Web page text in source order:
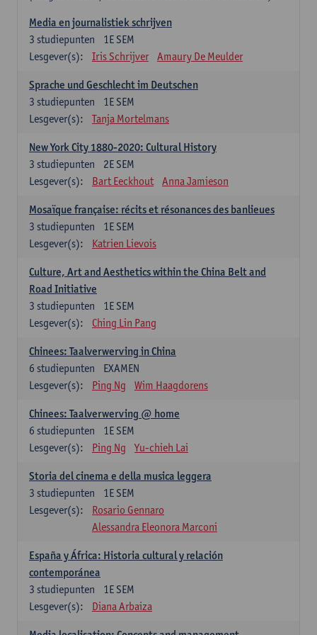
Media en journalistiek schrijven
1E SEM
3 studiepunten
Lesgever(s):
Iris Schrijver Amaury De Meulder
Sprache und Geschlecht im Deutschen
1E SEM
3 studiepunten
Lesgever(s):
Tanja Mortelmans
New York City 1880-2020: Cultural History
2E SEM
3 studiepunten
Lesgever(s):
Bart Eeckhout Anna Jamieson
Mosaïque française: récits et résonances des banlieues
1E SEM
3 studiepunten
Lesgever(s):
Katrien Lievois
Culture, Art and Aesthetics within the China Belt and
Road Initiative
1E SEM
3 studiepunten
Lesgever(s):
Ching Lin Pang
Chinees: Taalverwerving in China
EXAMEN
6 studiepunten
Lesgever(s):
Ping Ng Wim Haagdorens
Chinees: Taalverwerving @ home
1E SEM
6 studiepunten
Lesgever(s):
Ping Ng Yu-chieh Lai
Storia del cinema e della musica leggera
1E SEM
3 studiepunten
Lesgever(s):
Rosario Gennaro
Alessandra Eleonora Marconi
España y África: Historia cultural y relación
contemporánea
1E SEM
3 studiepunten
Lesgever(s):
Diana Arbaiza